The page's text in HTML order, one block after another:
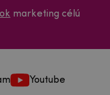
marketing célú
Youtube